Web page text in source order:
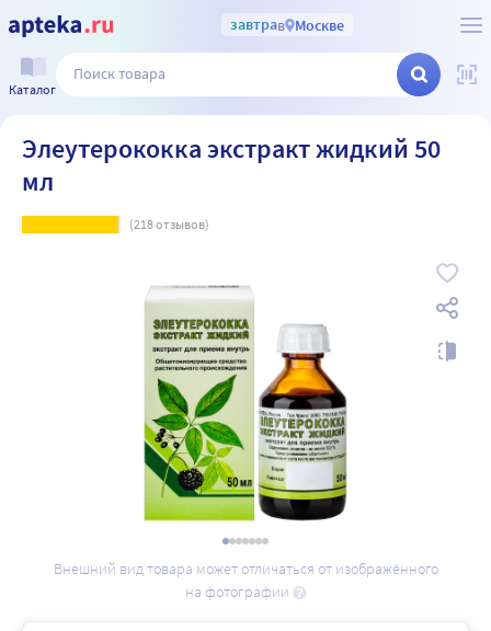
завтрав Москве
Каталог
Элеутерококка экстракт жидкий 50
мл
(218отзывов)
Внешний вид товара может отличаться от изображённого
на фотографии